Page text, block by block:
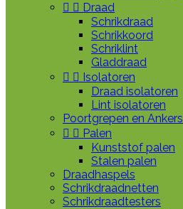
  Draad
Schrikdraad
Schrikkoord
Schriklint
Gladdraad
  Isolatoren
Draad isolatoren
Lint isolatoren
Poortgrepen en Ankers
  Palen
Kunststof palen
Stalen palen
Draadhaspels
Schrikdraadnetten
Schrikdraadtesters